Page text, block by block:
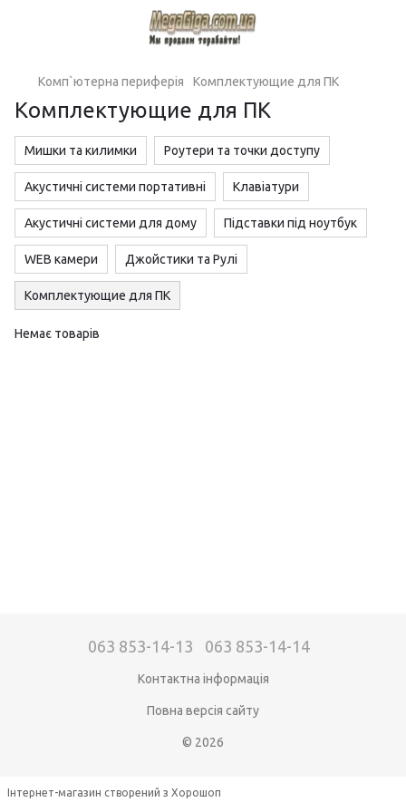
Комп`ютерна периферія Комплектующие для ПК
Комплектующие для ПК
Мишки та килимки Роутери та точки доступу
Акустичні системи портативні Клавіатури
Акустичні системи для дому Підставки під ноутбук
WEB камери Джойстики та Рулі
Комплектующие для ПК
Немає товарів
063 853-14-13 063 853-14-14
Контактна інформація
Повна версія сайту
© 2026
Інтернет-магазин створений з Хорошоп